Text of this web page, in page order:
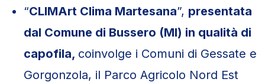
“CLIMArt Clima Martesana”, presentata
dal Comune di Bussero (MI) in qualità di
capofila, coinvolge i Comuni di Gessate e
Gorgonzola, il Parco Agricolo Nord Est